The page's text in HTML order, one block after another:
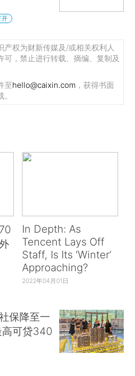
开
产权为财新传媒及/或相关权利人
可，禁止进行转载、摘编、复制及
至hello@caixin.com ，获得书面
In Depth: As
Tencent Lays Off
Staff, Is Its ‘Winter’
Approaching?
2022年04月01日
保降至一
可贷340